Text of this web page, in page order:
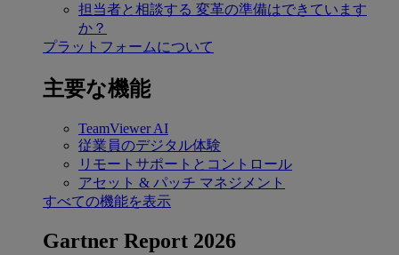
担当者と相談する 変革の準備はできています
か？
プラットフォームについて
主要な機能
TeamViewer AI
従業員のデジタル体験
リモートサポートとコントロール
アセット & パッチ マネジメント
すべての機能を表示
Gartner Report 2026